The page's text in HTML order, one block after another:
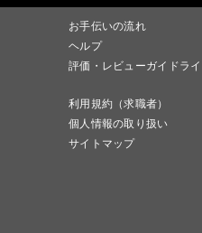
お手伝いの流れ
ヘルプ
評価・レビューガイドラ
利用規約（求職者）
個人情報の取り扱い
サイトマップ